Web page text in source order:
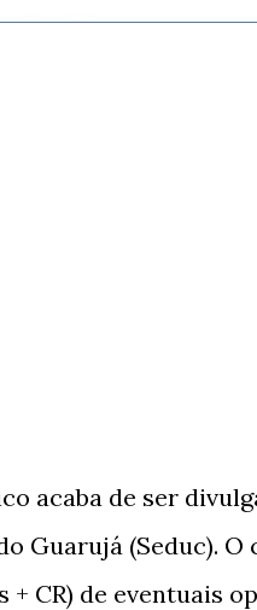
acaba de ser
Guarujá (Seduc).
+ CR) de eventuais